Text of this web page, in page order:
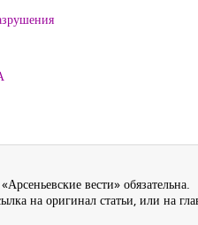
вести» обязательна.
на оригинал статьи, или на